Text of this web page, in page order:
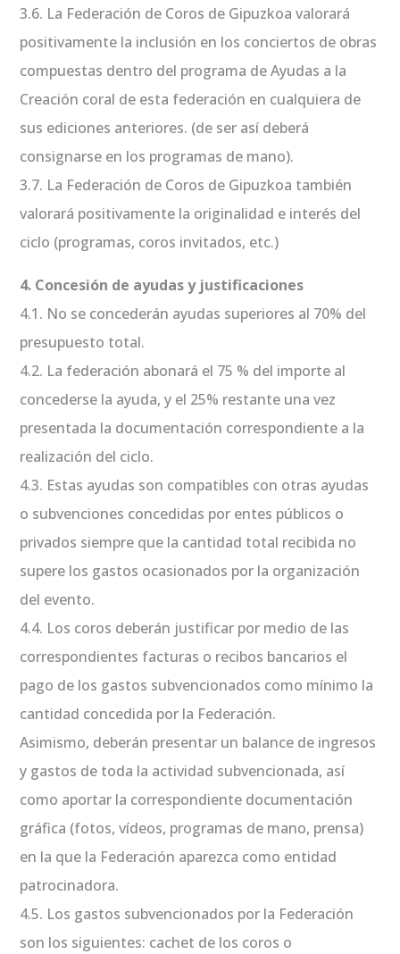
3.6. La Federación de Coros de Gipuzkoa valorará
positivamente la inclusión en los conciertos de obras
compuestas dentro del programa de Ayudas a la
Creación coral de esta federación en cualquiera de
sus ediciones anteriores. (de ser así deberá
consignarse en los programas de mano).
3.7. La Federación de Coros de Gipuzkoa también
valorará positivamente la originalidad e interés del
ciclo (programas, coros invitados, etc.)
4. Concesión de ayudas y justificaciones
4.1. No se concederán ayudas superiores al 70% del
presupuesto total.
4.2. La federación abonará el 75 % del importe al
concederse la ayuda, y el 25% restante una vez
presentada la documentación correspondiente a la
realización del ciclo.
4.3. Estas ayudas son compatibles con otras ayudas
o subvenciones concedidas por entes públicos o
privados siempre que la cantidad total recibida no
supere los gastos ocasionados por la organización
del evento.
4.4. Los coros deberán justificar por medio de las
correspondientes facturas o recibos bancarios el
pago de los gastos subvencionados como mínimo la
cantidad concedida por la Federación.
Asimismo, deberán presentar un balance de ingresos
y gastos de toda la actividad subvencionada, así
como aportar la correspondiente documentación
gráfica (fotos, vídeos, programas de mano, prensa)
en la que la Federación aparezca como entidad
patrocinadora.
4.5. Los gastos subvencionados por la Federación
son los siguientes: cachet de los coros o